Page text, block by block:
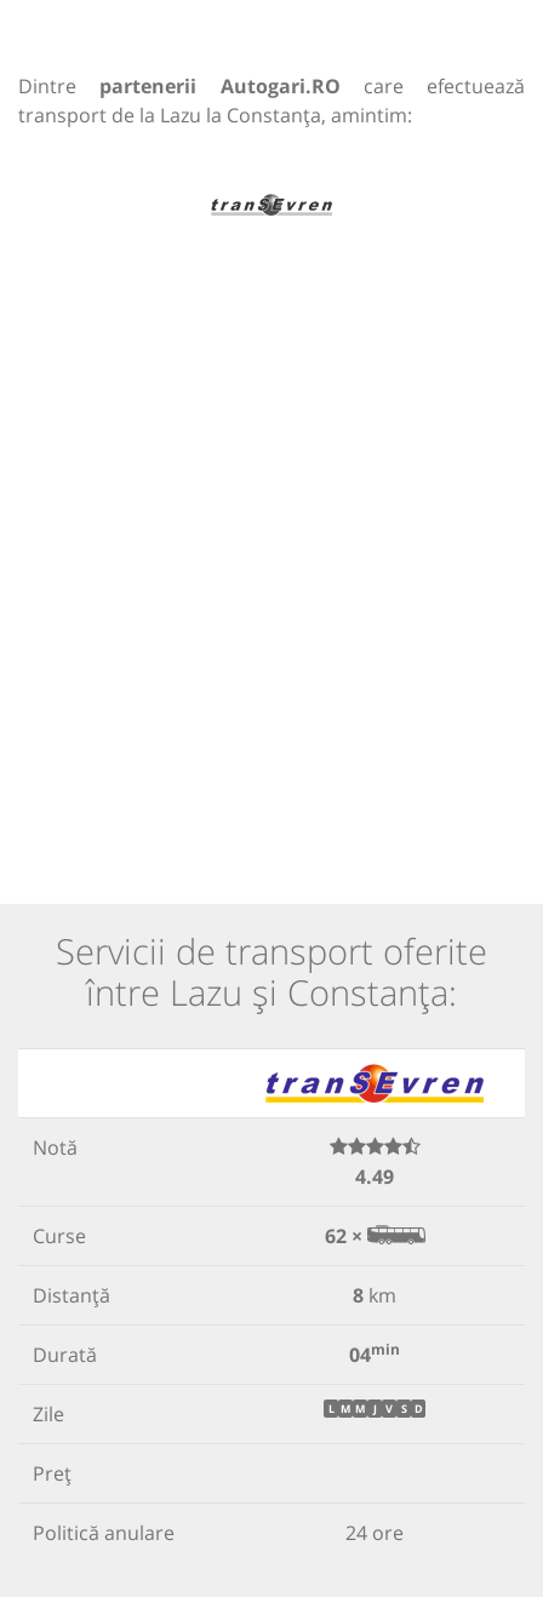
Dintre partenerii Autogari.RO care efectuează
transport de la Lazu la Constanța, amintim:
Servicii de transport oferite
între Lazu și Constanța:
Notă
4.49
Curse 62 ×
Distanță 8 km
Durată 04min
Zile L M M J V S D
Preț
Politică anulare 24 ore